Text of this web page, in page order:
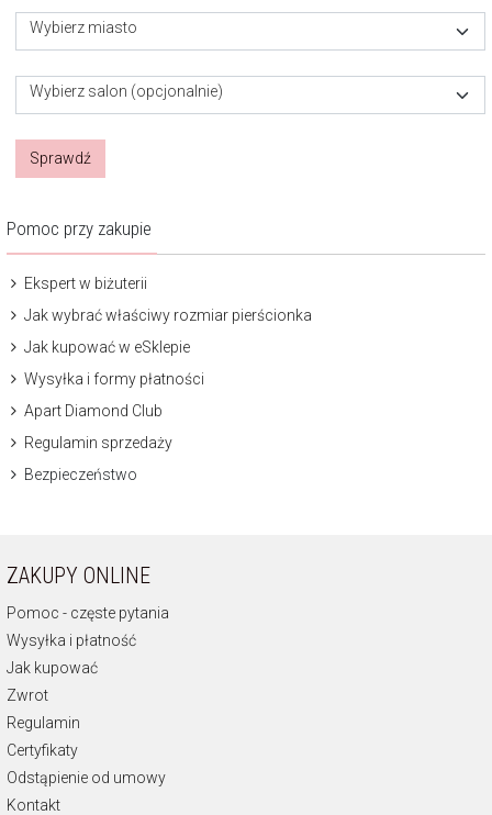
Wybierz miasto
Wybierz salon (opcjonalnie)
Sprawdź
Pomoc przy zakupie
Ekspert w biżuterii
Jak wybrać właściwy rozmiar pierścionka
Jak kupować w eSklepie
Wysyłka i formy płatności
Apart Diamond Club
Regulamin sprzedaży
Bezpieczeństwo
ZAKUPY ONLINE
Pomoc - częste pytania
Wysyłka i płatność
Jak kupować
Zwrot
Regulamin
Certyfikaty
Odstąpienie od umowy
Kontakt